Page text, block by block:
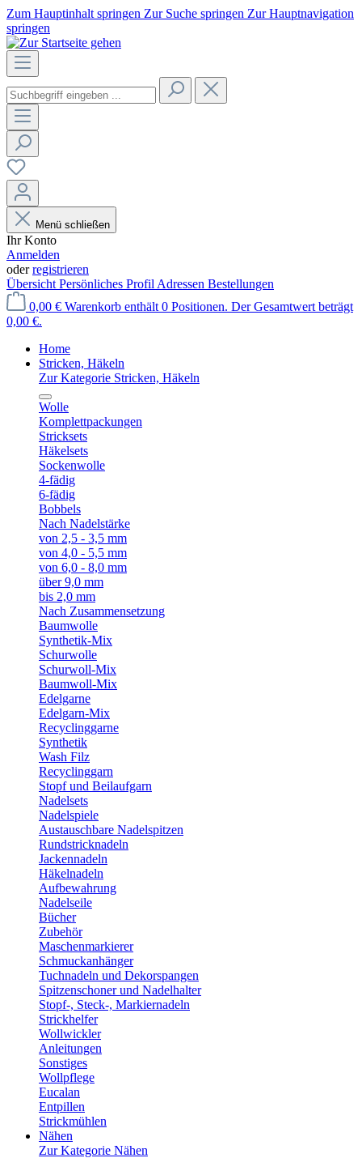
Zum Hauptinhalt springen Zur Suche springen Zur Hauptnavigation
springen
Menü schließen
Ihr Konto
Anmelden
oderregistrieren
Übersicht Persönliches Profil Adressen Bestellungen
0,00 € Warenkorb enthält 0 Positionen. Der Gesamtwert beträgt
0,00 €.
Home
Stricken, Häkeln
Zur Kategorie Stricken, Häkeln
Wolle
Komplettpackungen
Stricksets
Häkelsets
Sockenwolle
4-fädig
6-fädig
Bobbels
Nach Nadelstärke
von 2,5 - 3,5 mm
von 4,0 - 5,5 mm
von 6,0 - 8,0 mm
über 9,0 mm
bis 2,0 mm
Nach Zusammensetzung
Baumwolle
Synthetik-Mix
Schurwolle
Schurwoll-Mix
Baumwoll-Mix
Edelgarne
Edelgarn-Mix
Recyclinggarne
Synthetik
Wash Filz
Recyclinggarn
Stopf und Beilaufgarn
Nadelsets
Nadelspiele
Austauschbare Nadelspitzen
Rundstricknadeln
Jackennadeln
Häkelnadeln
Aufbewahrung
Nadelseile
Bücher
Zubehör
Maschenmarkierer
Schmuckanhänger
Tuchnadeln und Dekorspangen
Spitzenschoner und Nadelhalter
Stopf-, Steck-, Markiernadeln
Strickhelfer
Wollwickler
Anleitungen
Sonstiges
Wollpflege
Eucalan
Entpillen
Strickmühlen
Nähen
Zur Kategorie Nähen